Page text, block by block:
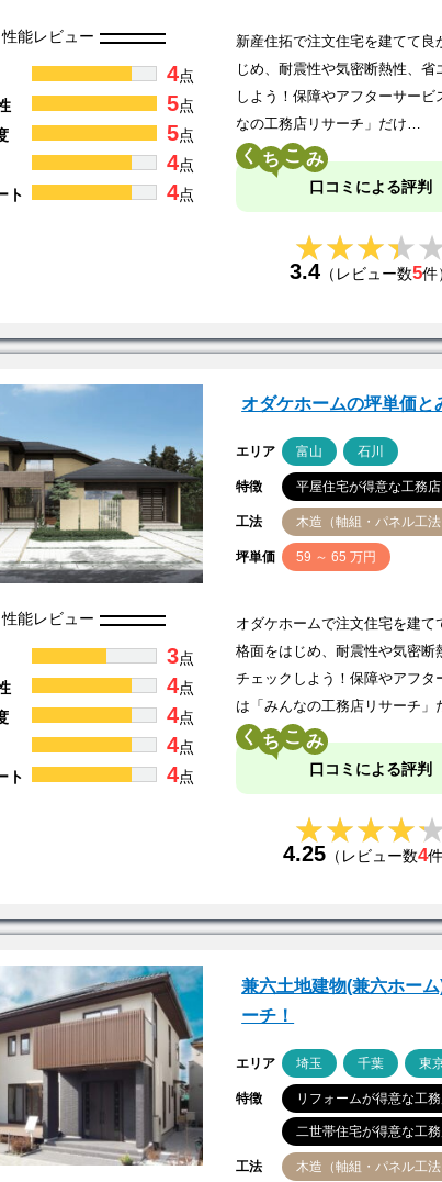
性能レビュー
4点
5点
5点
4点
ト
4点
新産住拓で注文住宅を建てて
じめ、耐震性や気密断熱性、
しよう！保障やアフターサー
なの工務店リサーチ」だけ…
く こ
口コミによる評判
3.4（レビュー数5件
オダケホームの坪単価と
エリア 富山 石川
特徴 平屋住宅が得意な工務店
工法 木造（軸組・パネル工法
坪単価 59 ～ 65 万円
性能レビュー
3点
4点
4点
4点
ト
4点
オダケホームで注文住宅を建
格面をはじめ、耐震性や気密
チェックしよう！保障やアフ
は「みんなの工務店リサーチ
く こ
口コミによる評判
4.25 （レビュー数4件
兼六土地建物(兼六ホー
ーチ！
エリア 埼玉 千葉 東
特徴 リフォームが得意な工
二世帯住宅が得意な工
工法 木造（軸組・パネル工法